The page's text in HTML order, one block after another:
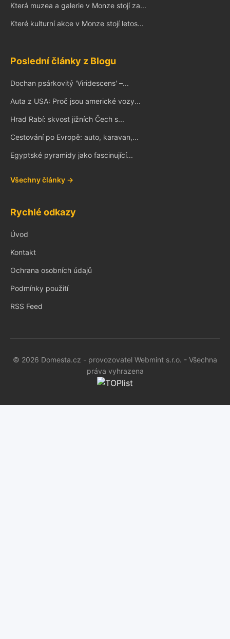
Která muzea a galerie v Monze stojí za...
Které kulturní akce v Monze stojí letos...
Poslední články z Blogu
Dochan psárkovitý 'Viridescens' –...
Auta z USA: Proč jsou americké vozy...
Hrad Rabí: skvost jižních Čech s...
Cestování po Evropě: auto, karavan,...
Egyptské pyramidy jako fascinující...
Všechny články →
Rychlé odkazy
Úvod
Kontakt
Ochrana osobních údajů
Podmínky použití
RSS Feed
© 2026 Domesta.cz - provozovatel Webmint s.r.o. - Všechna
práva vyhrazena